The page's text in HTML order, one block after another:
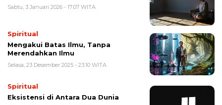
Sabtu, 3 Januari 2026 - 17:07 WITA
Spiritual
Mengakui Batas Ilmu, Tanpa
Merendahkan Ilmu
Selasa, 23 Desember 2025 - 23:10 WITA
Spiritual
Eksistensi di Antara Dua Dunia